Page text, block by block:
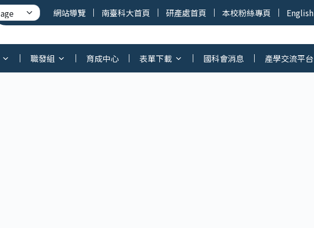
網站導覽 南臺科大首頁 研產處首頁 本校粉絲專頁 English
職發組 育成中心 表單下載 國科會消息 產學交流平台